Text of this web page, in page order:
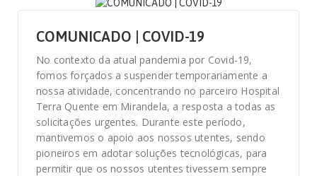
COMUNICADO | COVID-19
No contexto da atual pandemia por Covid-19,
fomos forçados a suspender temporariamente a
nossa atividade, concentrando no parceiro Hospital
Terra Quente em Mirandela, a resposta a todas as
solicitações urgentes. Durante este período,
mantivemos o apoio aos nossos utentes, sendo
pioneiros em adotar soluções tecnológicas, para
permitir que os nossos utentes tivessem sempre